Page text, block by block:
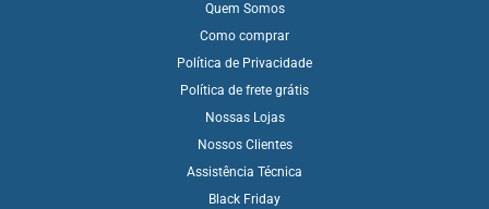
Quem Somos
Como comprar
Política de Privacidade
Política de frete grátis
Nossas Lojas
Nossos Clientes
Assistência Técnica
Black Friday